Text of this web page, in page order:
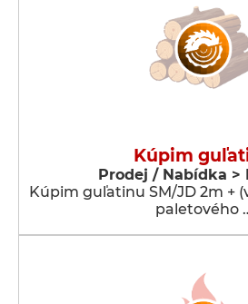
Kúpim
Prodej / Nabídka >
Kúpim guľatinu SM/JD 2m +
paletového